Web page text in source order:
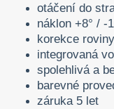
otáčení do
náklon +8° / -
korekce
integrovaná
spolehlivá a
barevné
záruka 5 let